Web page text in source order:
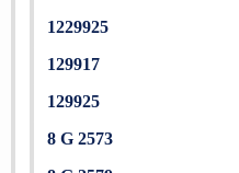
1229925
129917
129925
8 G 2573